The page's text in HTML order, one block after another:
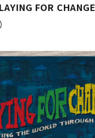
FOR CHANGE
）